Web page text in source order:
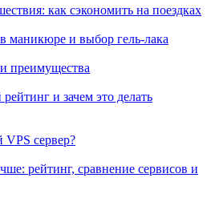
как сэкономить на поездках
маникюре и выбор гель-лака
преимущества
и зачем это делать
сервер?
рейтинг, сравнение сервисов и